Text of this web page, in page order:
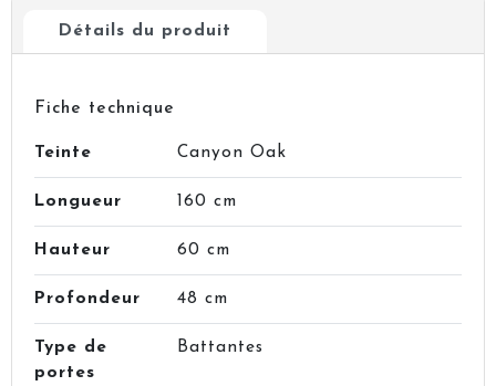
Détails du produit
Fiche technique
Teinte Canyon Oak
Longueur 160 cm
Hauteur 60 cm
Profondeur 48 cm
Type de
portes
Battantes